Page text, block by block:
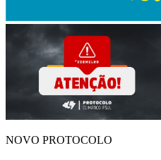
NOVO PROTOCOLO